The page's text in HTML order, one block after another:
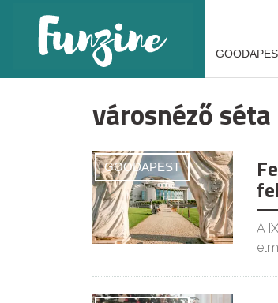
városnéző séta
GOODAPEST
A